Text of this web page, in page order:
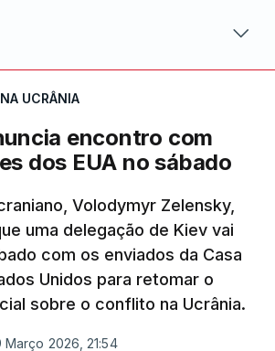
UCRÂNIA
encontro com
dos EUA no sábado
Volodymyr Zelensky,
uma delegação de Kiev vai
com os enviados da Casa
Unidos para retomar o
sobre o conflito na Ucrânia.
Março 2026, 21:54